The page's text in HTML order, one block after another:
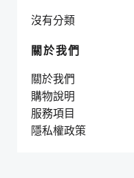
沒有分類
關於我們
關於我們
購物說明
服務項目
隱私權政策